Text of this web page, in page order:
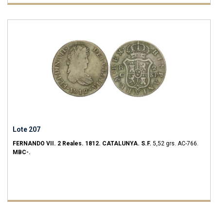
Lote 207
FERNANDO VII. 2 Reales. 1812. CATALUNYA. S.F. 5,52 grs. AC-766.
MBC-.